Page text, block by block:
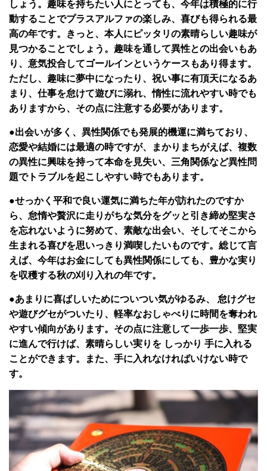
しょう。趣味を持ちたい人にとっても、今年は積極的に行
動することでプラスアルファの楽しみ、喜びも得られる最
高の年です。きっと、本人にピッタリの素晴らしい趣味が
見つかることでしょう。趣味を通して異性との出会いもあ
り、意気投合してゴールインというケースもあり得ます。
ただし、趣味に夢中になったり、祝い事に有頂天になるあ
まり、仕事を怠けて遊びに溺れ、惰性に流れやすい時でも
ありますから、その点に注意する必要があります。
●出会いが多く、異性関係でも発展的機運に満ちており、
恋愛や結婚には最適の時ですが、まかりまちがえば、複数
の異性に興味を持って本命を見失い、三角関係など異性問
題でトラブルを起こしやすい時でもあります。
●せっかく平和で良い運気に満ちた年が訪れたのですか
ら、怠惰や贅沢に走りがちな気分をグッと引き締め堅実さ
を忘れないように努めて、素敵な出会い、そしてそこから
生まれる喜びを思いっきり満喫したいものです。総じて言
えば、今年はお金にしても異性関係にしても、豊かな実り
を収穫する秋の刈り入れの年です。
●あまりに喜ばしいためについつい気がゆるみ、 怠けグセ
や遊びグセがついたり、軽率なおしゃべりに時間を奪われ
やすい傾向があります。その点に注意して一歩一歩、堅実
に進んで行けば、素晴らしい実りを しっかり 手に入れる
ことができます。また、手に入れなければいけない時で
す。